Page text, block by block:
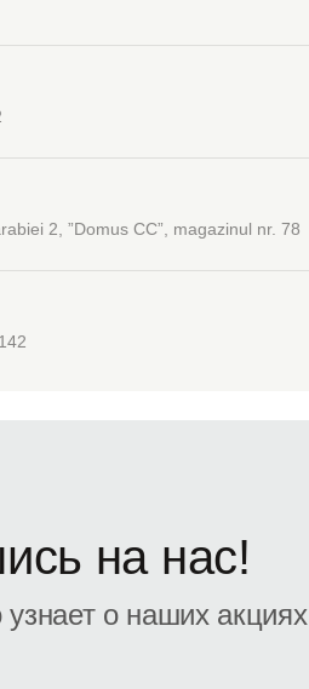
2, ”Domus CC”, magazinul nr. 78
на нас!
о наших акциях